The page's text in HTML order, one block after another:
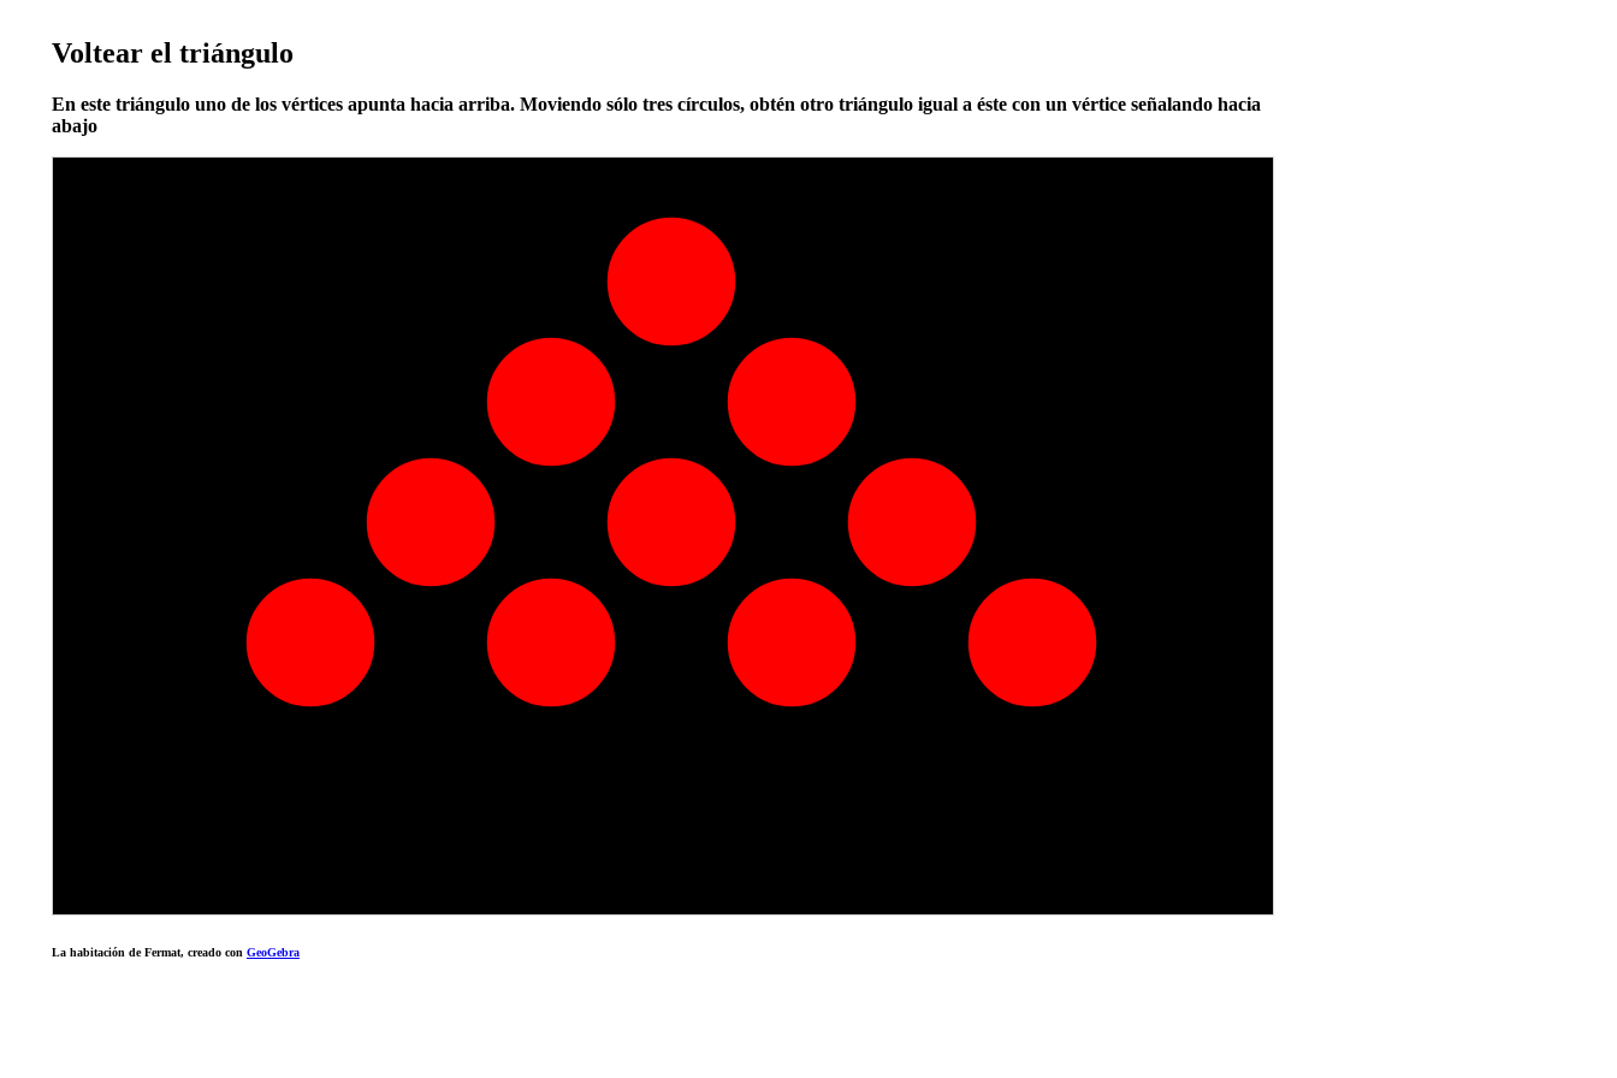
Voltear el triángulo
En este triángulo uno de los vértices apunta hacia arriba. Moviendo sólo tres círculos, obtén otro triángulo igual a éste con un vértice señalando hacia
abajo
La habitación de Fermat, creado con GeoGebra